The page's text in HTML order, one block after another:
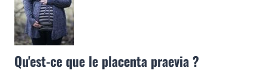
Qu'est-ce que le placenta praevia ?